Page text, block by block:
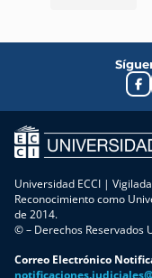
Universidad ECCI |
Reconocimiento como
de 2014.
© – Derechos Reservados
Correo Electrónico